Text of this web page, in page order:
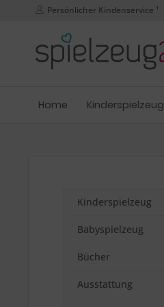
Persönlicher Kindenservice ¹
Home Kinderspielzeug
Kinderspielzeug
Babyspielzeug
Bücher
Ausstattung